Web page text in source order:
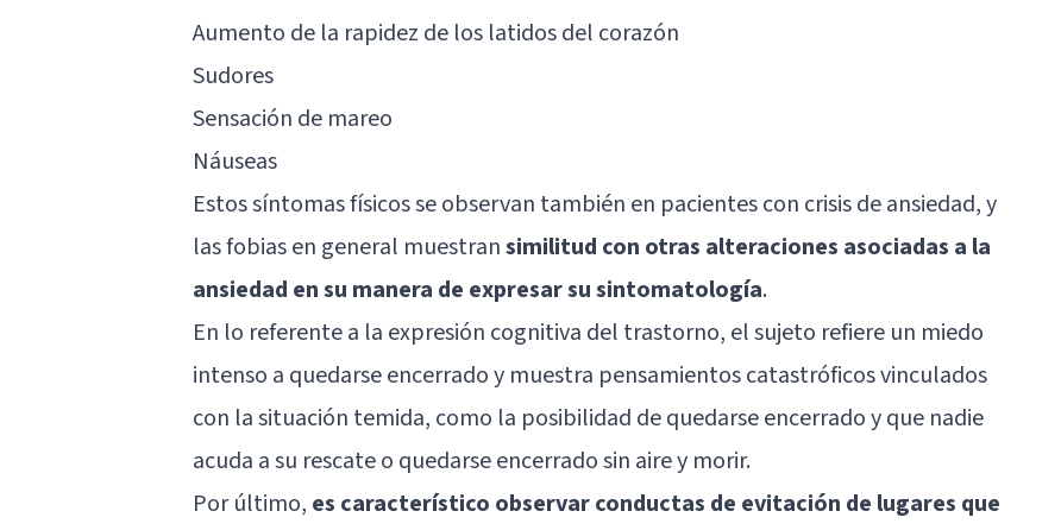
Aumento de la rapidez de los latidos del corazón
Sudores
Sensación de mareo
Náuseas
Estos síntomas físicos se observan también en pacientes con crisis de ansiedad, y
las fobias en general muestransimilitud con otras alteraciones asociadas a la
ansiedad en su manera de expresar su sintomatología.
En lo referente a la expresión cognitiva del trastorno, el sujeto refiere un miedo
intenso a quedarse encerrado y muestra pensamientos catastróficos vinculados
con la situación temida, como la posibilidad de quedarse encerrado y que nadie
acuda a su rescate o quedarse encerrado sin aire y morir.
Por último, es característico observar conductas de evitación de lugares que